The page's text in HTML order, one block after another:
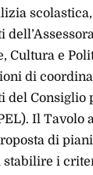
Cultura e
di
del Consiglio
Il Tavolo
di
stabilire i